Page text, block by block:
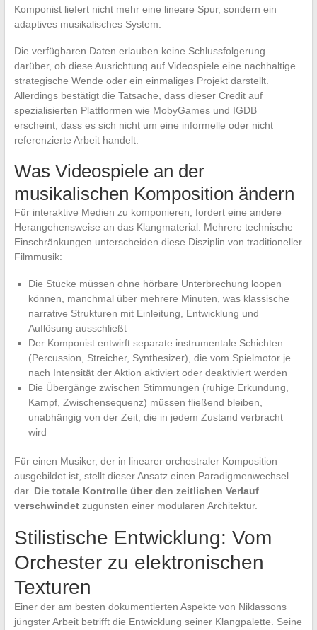
Komponist liefert nicht mehr eine lineare Spur, sondern ein
adaptives musikalisches System.
Die verfügbaren Daten erlauben keine Schlussfolgerung
darüber, ob diese Ausrichtung auf Videospiele eine nachhaltige
strategische Wende oder ein einmaliges Projekt darstellt.
Allerdings bestätigt die Tatsache, dass dieser Credit auf
spezialisierten Plattformen wie MobyGames und IGDB
erscheint, dass es sich nicht um eine informelle oder nicht
referenzierte Arbeit handelt.
Was Videospiele an der
musikalischen Komposition ändern
Für interaktive Medien zu komponieren, fordert eine andere
Herangehensweise an das Klangmaterial. Mehrere technische
Einschränkungen unterscheiden diese Disziplin von traditioneller
Filmmusik:
Die Stücke müssen ohne hörbare Unterbrechung loopen
können, manchmal über mehrere Minuten, was klassische
narrative Strukturen mit Einleitung, Entwicklung und
Auflösung ausschließt
Der Komponist entwirft separate instrumentale Schichten
(Percussion, Streicher, Synthesizer), die vom Spielmotor je
nach Intensität der Aktion aktiviert oder deaktiviert werden
Die Übergänge zwischen Stimmungen (ruhige Erkundung,
Kampf, Zwischensequenz) müssen fließend bleiben,
unabhängig von der Zeit, die in jedem Zustand verbracht
wird
Für einen Musiker, der in linearer orchestraler Komposition
ausgebildet ist, stellt dieser Ansatz einen Paradigmenwechsel
dar. Die totale Kontrolle über den zeitlichen Verlauf
verschwindetzugunsten einer modularen Architektur.
Stilistische Entwicklung: Vom
Orchester zu elektronischen
Texturen
Einer der am besten dokumentierten Aspekte von Niklassons
jüngster Arbeit betrifft die Entwicklung seiner Klangpalette. Seine